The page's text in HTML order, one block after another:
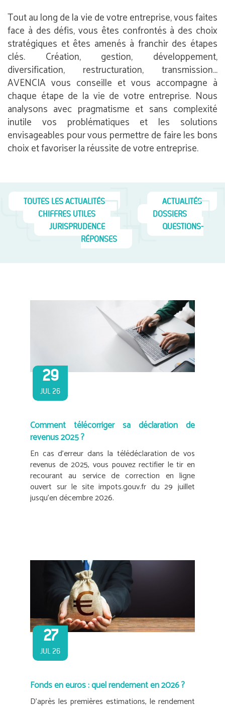
Tout au long de la vie de votre entreprise, vous faites
face à des défis, vous êtes confrontés à des choix
stratégiques et êtes amenés à franchir des étapes
clés. Création, gestion, développement,
diversification, restructuration, transmission…
AVENCIA vous conseille et vous accompagne à
chaque étape de la vie de votre entreprise. Nous
analysons avec pragmatisme et sans complexité
inutile vos problématiques et les solutions
envisageables pour vous permettre de faire les bons
choix et favoriser la réussite de votre entreprise.
TOUTES LES ACTUALITÉS
ACTUALITÉS
CHIFFRES UTILES
DOSSIERS
JURISPRUDENCE
QUESTIONS-
RÉPONSES
29
JUL 26
Comment télécorriger sa déclaration de
revenus 2025 ?
En cas d’erreur dans la télédéclaration de vos
revenus de 2025, vous pouvez rectifier le tir en
recourant au service de correction en ligne
ouvert sur le site impots.gouv.fr du 29 juillet
jusqu’en décembre 2026.
27
JUL 26
Fonds en euros : quel rendement en 2026 ?
D’après les premières estimations, le rendement